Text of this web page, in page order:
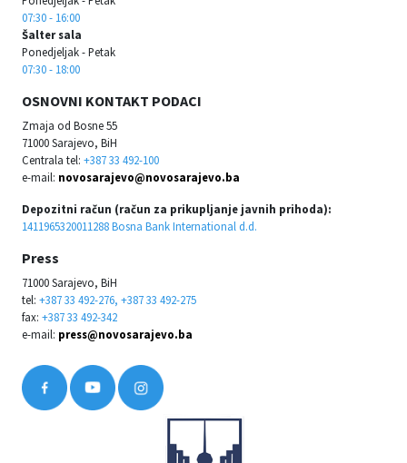
07:30 - 16:00
Šalter sala
Ponedjeljak - Petak
07:30 - 18:00
OSNOVNI KONTAKT PODACI
Zmaja od Bosne 55
71000 Sarajevo, BiH
Centrala tel: +387 33 492-100
e-mail: novosarajevo@novosarajevo.ba
Depozitni račun (račun za prikupljanje javnih prihoda):
1411965320011288 Bosna Bank International d.d.
Press
71000 Sarajevo, BiH
tel: +387 33 492-276, +387 33 492-275
fax: +387 33 492-342
e-mail: press@novosarajevo.ba